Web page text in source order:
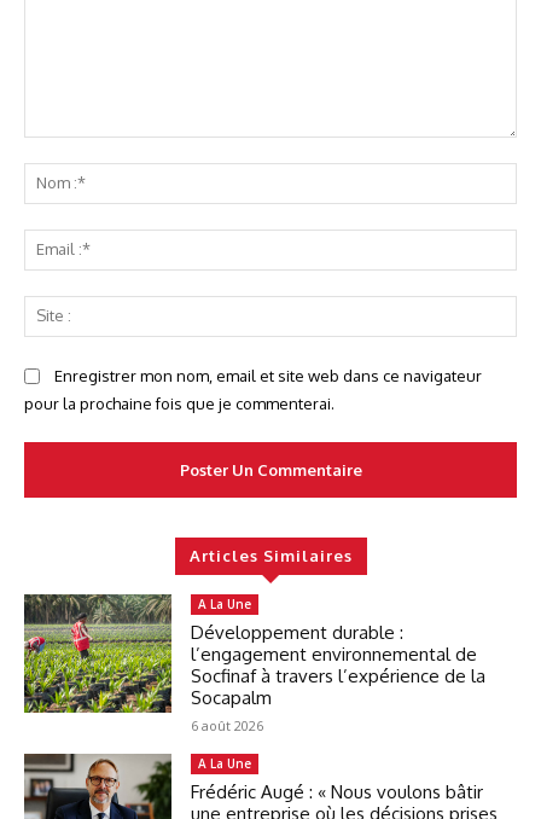
:*
:*
:
Enregistrer mon nom, email et site web dans ce navigateur
pour la prochaine fois que je commenterai.
Articles Similaires
A La Une
Développement durable :
l’engagement environnemental de
Socfinaf à travers l’expérience de la
Socapalm
6 août 2026
A La Une
Frédéric Augé : « Nous voulons bâtir
une entreprise où les décisions prises